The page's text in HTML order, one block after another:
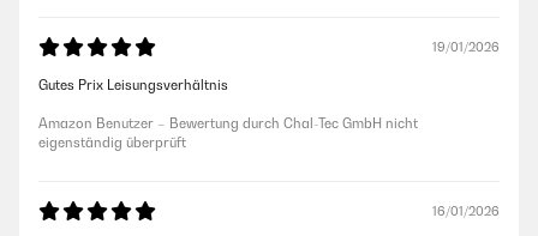
19/01/2026
Gutes Prix Leisungsverhältnis
Amazon Benutzer – Bewertung durch Chal-Tec GmbH nicht
eigenständig überprüft
16/01/2026